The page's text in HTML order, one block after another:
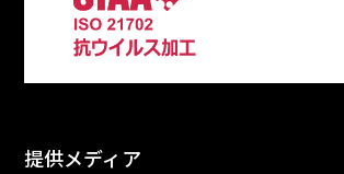
提供メディア